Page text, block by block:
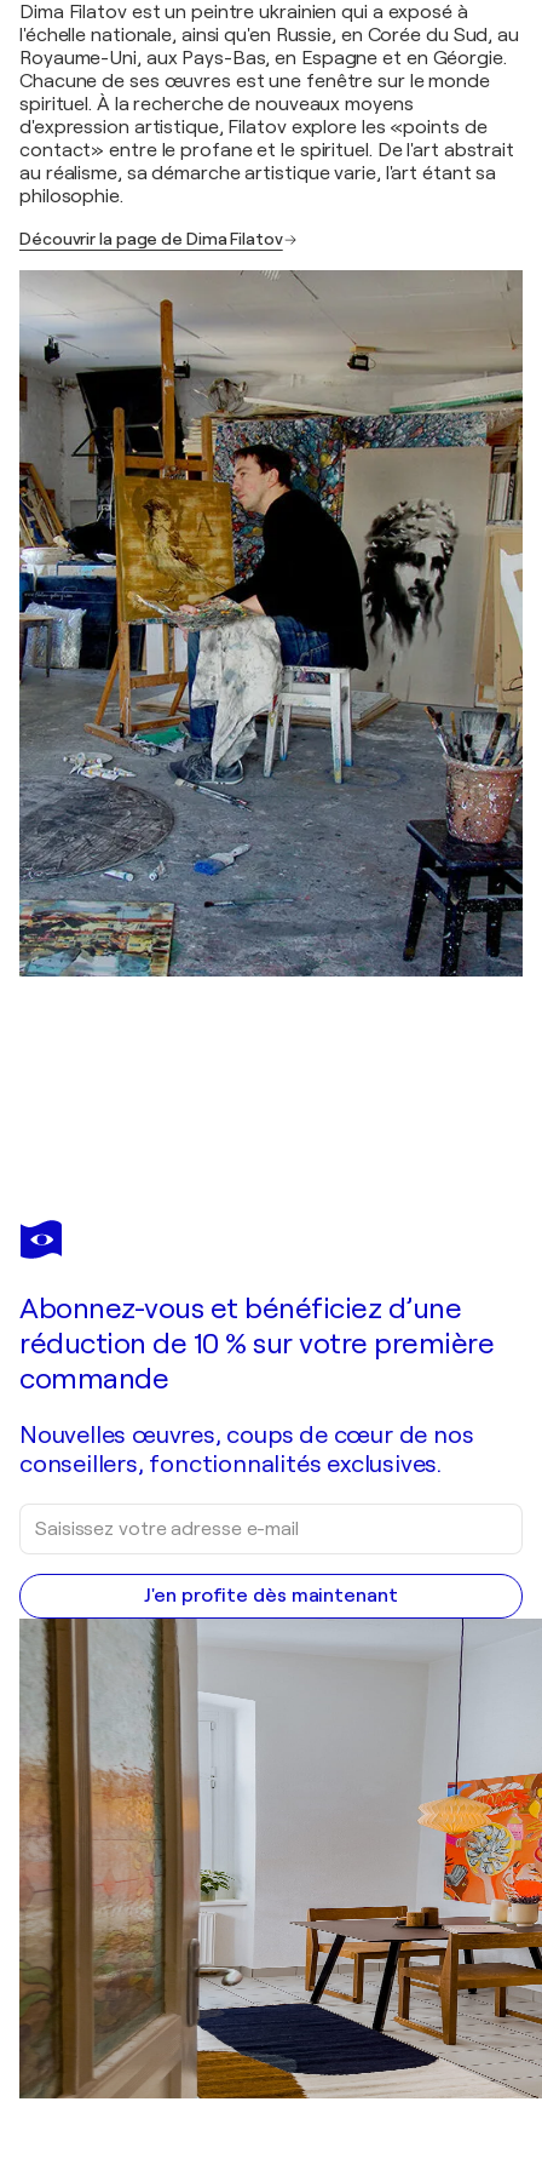
Dima Filatov est un peintre ukrainien qui a exposé à
l'échelle nationale, ainsi qu'en Russie, en Corée du Sud, au
Royaume-Uni, aux Pays-Bas, en Espagne et en Géorgie.
Chacune de ses œuvres est une fenêtre sur le monde
spirituel. À la recherche de nouveaux moyens
d'expression artistique, Filatov explore les «points de
contact» entre le profane et le spirituel. De l'art abstrait
au réalisme, sa démarche artistique varie, l'art étant sa
philosophie.
Découvrir la page de Dima Filatov
DIMA FILATOV
Limbo
Abonnez-vous et bénéficiez d’une
réduction de 10 % sur votre première
commande
Nouvelles œuvres, coups de cœur de nos
conseillers, fonctionnalités exclusives.
J'en profite dès maintenant